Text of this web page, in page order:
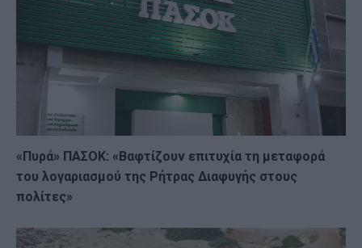
«Πυρά» ΠΑΣΟΚ: «Βαφτίζουν επιτυχία τη μεταφορά
του λογαριασμού της Ρήτρας Διαφυγής στους
πολίτες»